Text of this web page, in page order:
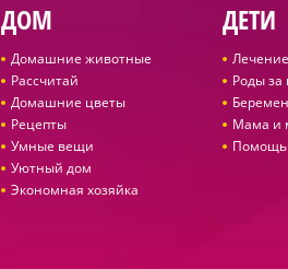
ДОМ
Домашние животные
Рассчитай
Домашние цветы
Рецепты
Умные вещи
Уютный дом
Экономная хозяйка
ДЕТИ
Роды за
Мама и
Помощь